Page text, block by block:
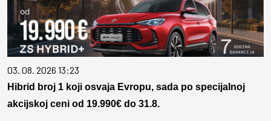
03. 08. 2026 13:23
Hibrid broj 1 koji osvaja Evropu, sada po specijalnoj
akcijskoj ceni od 19.990€ do 31.8.